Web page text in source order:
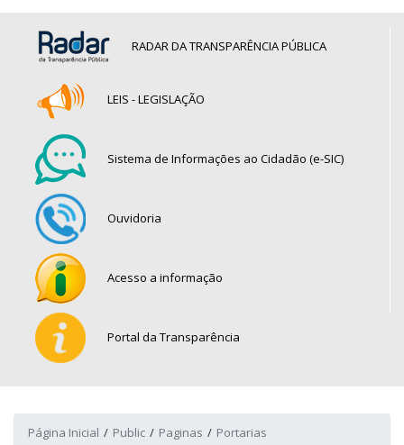
RADAR DA TRANSPARÊNCIA PÚBLICA
LEIS - LEGISLAÇÃO
Sistema de Informações ao Cidadão (e-SIC)
Ouvidoria
Acesso a informação
Portal da Transparência
Página Inicial Public Paginas Portarias